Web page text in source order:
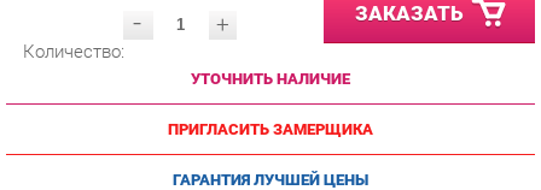
УТОЧНИТЬ НАЛИЧИЕ
ПРИГЛАСИТЬ ЗАМЕРЩИКА
ГАРАНТИЯ ЛУЧШЕЙ ЦЕНЫ